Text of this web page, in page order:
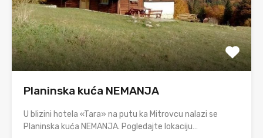
Planinska kuća NEMANJA
U blizini hotela «Tara» na putu ka Mitrovcu nalazi se
Planinska kuća NEMANJA. Pogledajte lokaciju…